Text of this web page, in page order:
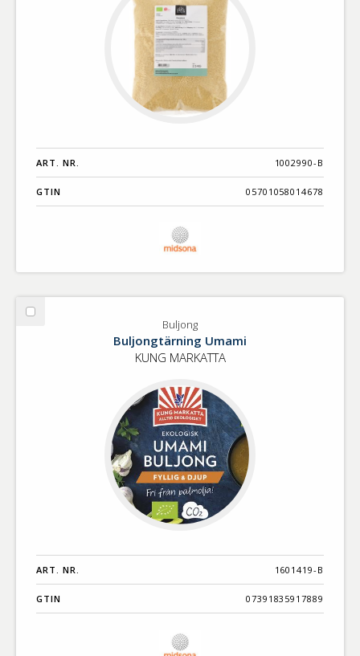
ART. NR. 1002990-B
GTIN 05701058014678
Välj
Buljong
Buljongtärning Umami
KUNG MARKATTA
ART. NR. 1601419-B
GTIN 07391835917889